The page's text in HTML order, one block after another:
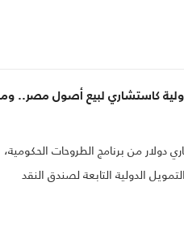
الناشئ القاصر قبل التحقق بمناط
كاستشاري لبيع أصول مصر..
دولار من برنامج الطروحات الحكومية،
الدولية التابعة لصندق النقد